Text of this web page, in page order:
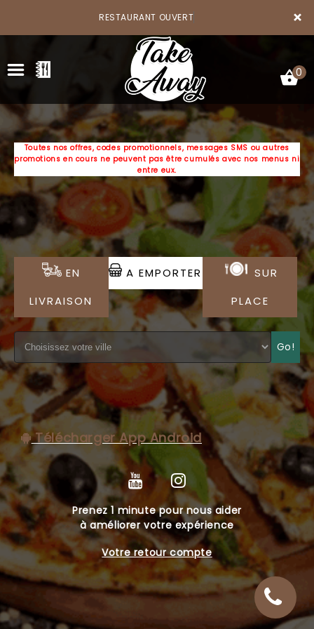
×
RESTAURANT OUVERT
ACCUEIL
LA CARTE
VOTRE COMPTE
NOTRE RESTAURANT
MENTIONS LÉGALES
0
Toutes nos offres, codes promotionnels, messages SMS ou autres
promotions en cours ne peuvent pas être cumulés avec nos menus ni
entre eux.
EN
LIVRAISON
A EMPORTER
SUR
PLACE
Go!
Télécharger App Android
Prenez 1 minute pour nous aider
à améliorer votre expérience
Votre retour compte